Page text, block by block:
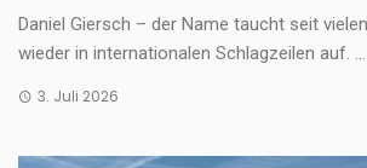
Daniel Giersch – der Name taucht seit
wieder in internationalen Schlagzeilen auf. ...
3. Juli 2026